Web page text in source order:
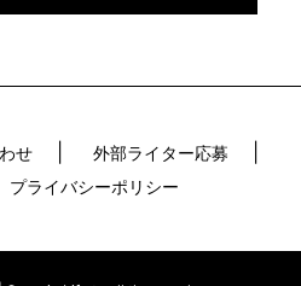
せ
外部ライター応募
プライバシーポリシー